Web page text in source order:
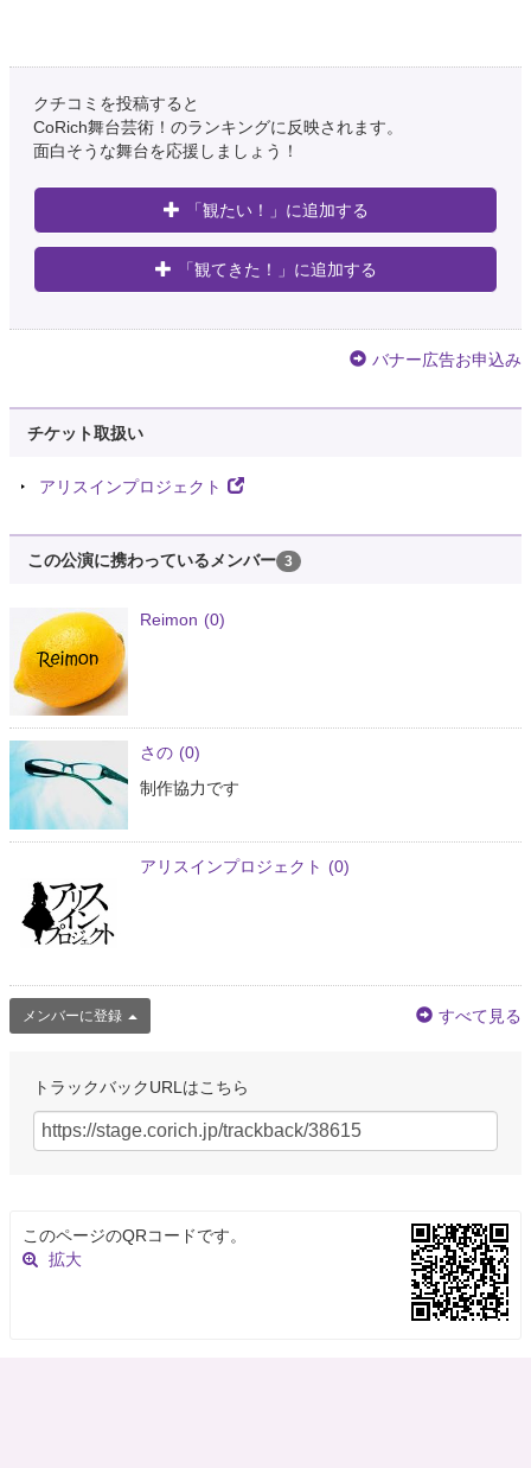
クチコミを投稿すると
CoRich舞台芸術！のランキングに反映されます。
面白そうな舞台を応援しましょう！
「観たい！」に追加する
「観てきた！」に追加する
バナー広告お申込み
チケット取扱い
アリスインプロジェクト
この公演に携わっているメンバー 3
Reimon (0)
さの (0)
制作協力です
アリスインプロジェクト (0)
メンバーに登録 すべて見る
トラックバックURLはこちら
このページのQRコードです。
拡大